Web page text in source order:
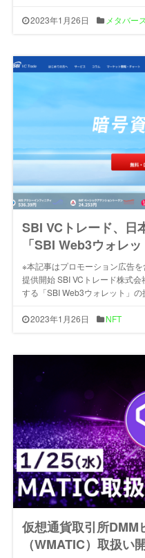
2023年1月26日 メタバース
SBI VCトレード、日
「SBI Web3ウォレ
※本記事はプロモーション広告
提供開始 SBI VCトレード株式
する「SBI Web3ウォレット」
2023年1月26日 NFT
仮想通貨取引所DMM
（WMATIC）取扱い